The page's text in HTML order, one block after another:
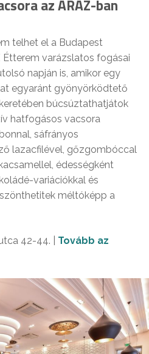
az ARAZ-ban
telhet el a Budapest
varázslatos fogásai
napján is, amikor egy
egyaránt gyönyörködtető
búcsúztathatjátok
hatfogásos vacsora
sáfrányos
lazacfilével, gőzgombóccal
édességként
variációkkal és
méltóképp a
42-44. | Tovább az